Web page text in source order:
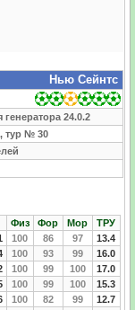
Нью Сейнтс
генератора 24.0.2
тур № 30
Физ Фор Мор
ТРУ
100 86 97
13.4
100 93 99
16.0
100 99 100
17.0
100 99 100
15.3
100 82 99
12.7